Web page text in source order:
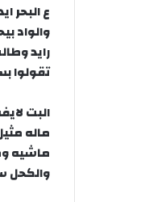
ع البحر
والواد
رايد
تقولوا
البت
ماله
ماشيه
والكحل